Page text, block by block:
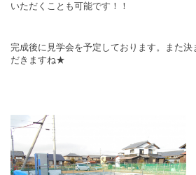
いただくことも可能です！！
完成後に見学会を予定しております。また
だきますね★